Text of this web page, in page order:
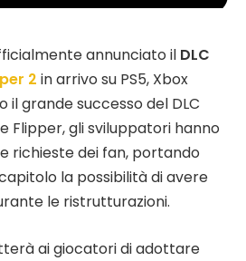
annunciato il DLC
2 in arrivo su PS5, Xbox
il grande successo del DLC
Flipper, gli sviluppatori hanno
richieste dei fan, portando
la possibilità di avere
le ristrutturazioni.
ai giocatori di adottare